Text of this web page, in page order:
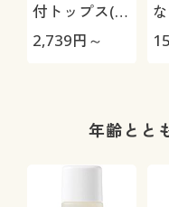
付トップス(前
汗キャッチャ
2,739円～
極-
年齢とと